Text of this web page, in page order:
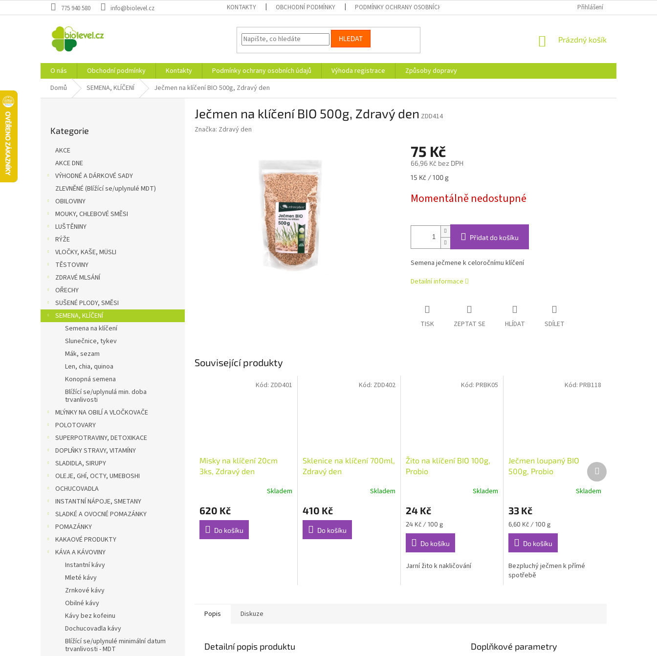
na
775 940 580 info@biolevel.cz KONTAKTY OBCHODNÍ PODMÍNKY PODMÍNKY OCHRANY OSOBNÍCH ÚDAJŮ Přihlášení
HLEDAT
NÁKUPNÍ
Prázdný košík
O nás Obchodní podmínky Kontakty Podmínky ochrany osobních údajů Výhoda registrace
Způsoby dopravy
Domů
SEMENA, KLÍČENÍ Ječmen na klíčení BIO 500g, Zdravý den
kategorie
Kategorie
AKCE
AKCE DNE
VÝHODNÉ A DÁRKOVÉ SADY
ZLEVNĚNÉ (Blížící se/uplynulé MDT)
OBILOVINY
MOUKY, CHLEBOVÉ SMĚSI
LUŠTĚNINY
RÝŽE
VLOČKY, KAŠE, MÜSLI
TĚSTOVINY
ZDRAVÉ MLSÁNÍ
OŘECHY
SUŠENÉ PLODY, SMĚSI
SEMENA, KLÍČENÍ
Semena na klíčení
Slunečnice, tykev
Mák, sezam
Len, chia, quinoa
Konopná semena
Blížící se/uplynulá min. doba
trvanlivosti
MLÝNKY NA OBILÍ A VLOČKOVAČE
POLOTOVARY
SUPERPOTRAVINY, DETOXIKACE
DOPLŇKY STRAVY, VITAMÍNY
SLADIDLA, SIRUPY
OLEJE, GHÍ, OCTY, UMEBOSHI
OCHUCOVADLA
INSTANTNÍ NÁPOJE, SMETANY
SLADKÉ A OVOCNÉ POMAZÁNKY
POMAZÁNKY
KAKAOVÉ PRODUKTY
KÁVA A KÁVOVINY
Instantní kávy
Mleté kávy
Zrnkové kávy
Obilné kávy
Kávy bez kofeinu
Dochucovadla kávy
Blížící se/uplynulé minimální datum
trvanlivosti - MDT
Ječmen na klíčení BIO 500g, Zdravý den ZDD414
Značka: Zdravý den
75 Kč
66,96 Kč bez DPH
Měrná
15 Kč / 100 g
Momentálně nedostupné
Přidat do košíku
Semena ječmene k celoročnímu klíčení
Detailní informace
TISK ZEPTAT SE HLÍDAT SDÍLET
Související produkty
Misky na klíčení 20cm
3ks, Zdravý den
Skladem
620 Kč
Do košíku
Kód: ZDD401
Sklenice na klíčení 700ml,
Zdravý den
Skladem
410 Kč
Do košíku
Kód: ZDD402
Žito na klíčení BIO 100g,
Probio
Skladem
24 Kč
Měrná
cena:
24 Kč / 100 g
Do košíku
Jarní žito k nakličování
Kód:PRBK05
Ječmen loupaný BIO
500g, Probio
Skladem
33 Kč
Měrná
cena:
6,60 Kč / 100 g
Do košíku
Bezpluchý ječmen k přímé
spotřebě
Kód: PRB118
Další
produkt
Popis Diskuze
Detailní popis produktu Doplňkové parametry